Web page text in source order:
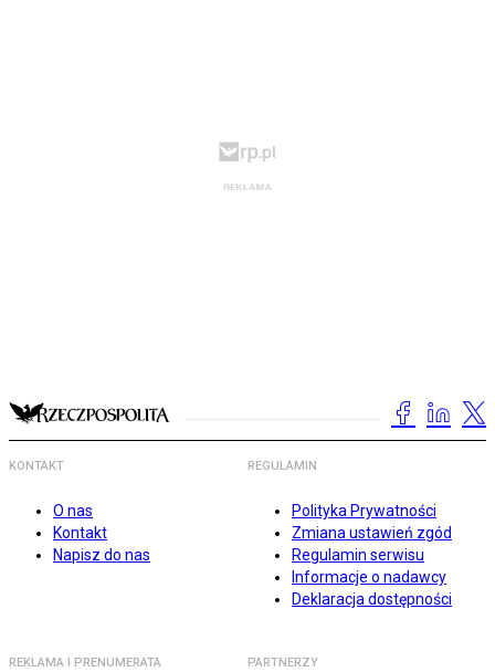
KONTAKT
O nas
Kontakt
Napisz do nas
REGULAMIN
Polityka Prywatności
Zmiana ustawień zgód
Regulamin serwisu
Informacje o nadawcy
Deklaracja dostępności
REKLAMA I PRENUMERATA PARTNERZY